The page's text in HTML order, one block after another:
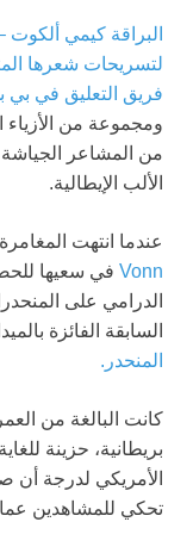
البراقة كيمي ألكوت
لتسريحات شعرها
فريق التعليق في بي
ومجموعة من الأزياء
من المشاعر
الألب الإيطالية.
عندما انتهت
Vonn في سعيها
الدرامي على
السابقة الفائزة
المنحدر.
بريطانية، حزينة
الأمريكي لدرجة أن
تحكي للمشاهدين